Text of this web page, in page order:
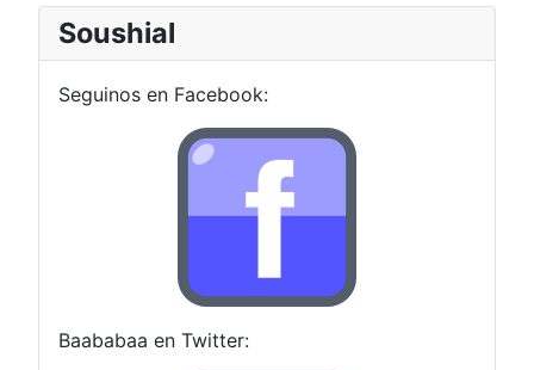
Soushial
Seguinos en Facebook:
Baababaa en Twitter: